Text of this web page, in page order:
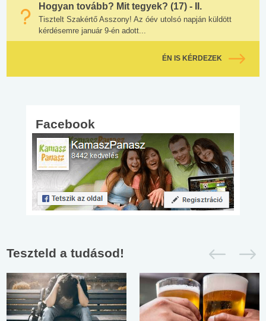
Hogyan tovább? Mit tegyek? (17) - II.
Tisztelt Szakértő Asszony! Az óév utolsó napján küldött
kérdésemre január 9-én adott...
ÉN IS KÉRDEZEK
Facebook
Teszteld a tudásod!